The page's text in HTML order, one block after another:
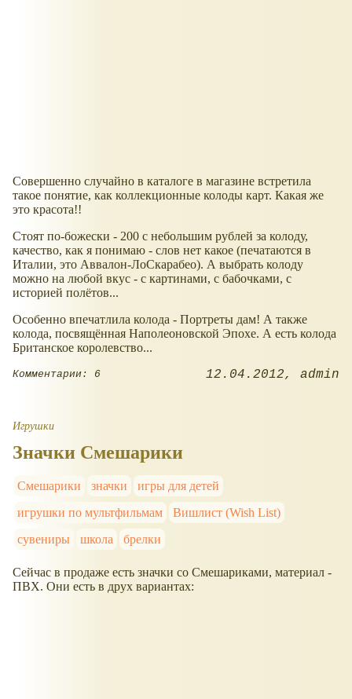
Совершенно случайно в каталоге в магазине встретила
такое понятие, как коллекционные колоды карт. Какая же
это красота!!
Стоят по-божески - 200 с небольшим рублей за колоду,
качество, как я понимаю - слов нет какое (печатаются в
Италии, это Аввалон-ЛоСкарабео). А выбрать колоду
можно на любой вкус - с картинами, с бабочками, с
историей полётов...
Особенно впечатлила колода - Портреты дам! А также
колода, посвящённая Наполеоновской Эпохе. А есть колода
Британское королевство...
Комментарии: 6 12.04.2012 admin
Игрушки
Значки Смешарики
Смешарики значки
игры для детей
игрушки по мультфильмам
Вишлист (Wish List)
сувениры
школа брелки
Сейчас в продаже есть значки со Смешариками, материал -
ПВХ. Они есть в друх вариантах: